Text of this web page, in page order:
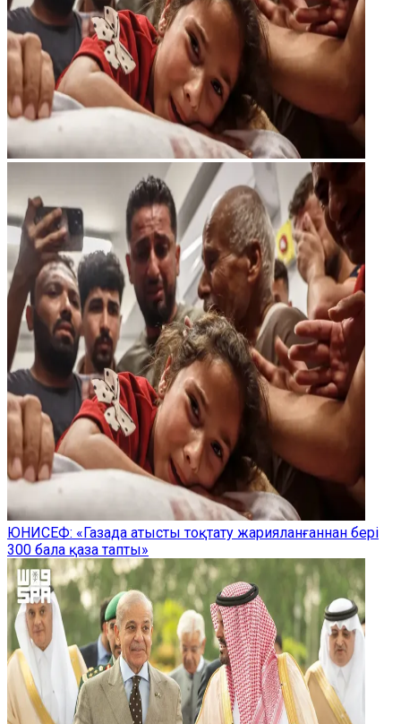
ЮНИСЕФ: «Газада атысты тоқтату жарияланғаннан бері
300 бала қаза тапты»